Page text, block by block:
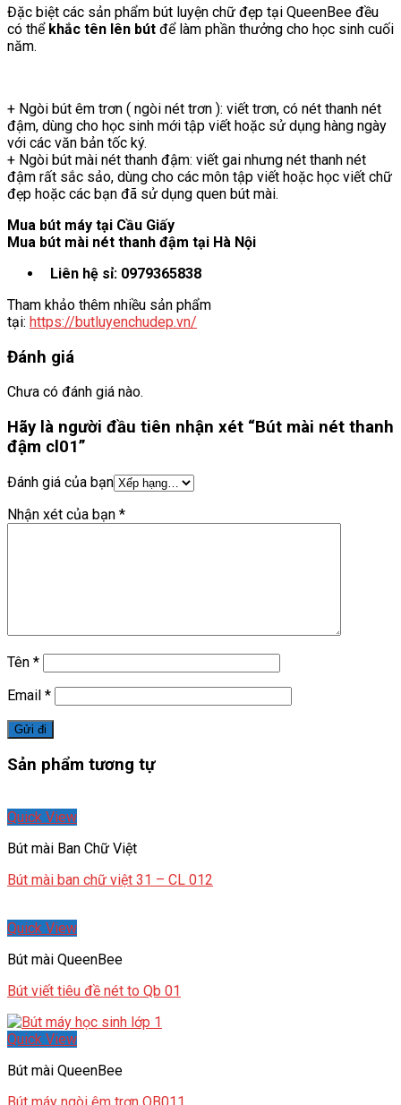
Đặc biệt các sản phẩm bút luyện chữ đẹp tại QueenBee đều
có thểkhắc tên lên bút để làm phần thưởng cho học sinh cuối
năm.
+ Ngòi bút êm trơn ( ngòi nét trơn ): viết trơn, có nét thanh nét
đậm, dùng cho học sinh mới tập viết hoặc sử dụng hàng ngày
với các văn bản tốc ký.
+ Ngòi bút mài nét thanh đậm: viết gai nhưng nét thanh nét
đậm rất sắc sảo, dùng cho các môn tập viết hoặc học viết chữ
đẹp hoặc các bạn đã sử dụng quen bút mài.
Mua bút máy tại Cầu Giấy
Mua bút mài nét thanh đậm tại Hà Nội
Liên hệ sỉ: 0979365838
Tham khảo thêm nhiều sản phẩm
tại: https://butluyenchudep.vn/
Đánh giá
Chưa có đánh giá nào.
Hãy là người đầu tiên nhận xét “Bút mài nét thanh
đậm cl01”
Đánh giá của bạn
Nhận xét của bạn *
Tên *
Email *
Sản phẩm tương tự
Quick View
Bút mài Ban Chữ Việt
Bút mài ban chữ việt 31 – CL 012
Quick View
Bút mài QueenBee
Bút viết tiêu đề nét to Qb 01
Quick View
Bút mài QueenBee